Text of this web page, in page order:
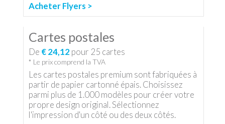
Acheter Flyers >
Cartes postales
De € 24,12pour 25 cartes
* Le prix comprend la TVA
Les cartes postales premium sont fabriquées à
partir de papier cartonné épais. Choisissez
parmi plus de 1.000 modèles pour créer votre
propre design original. Sélectionnez
l'impression d'un côté ou des deux côtés.